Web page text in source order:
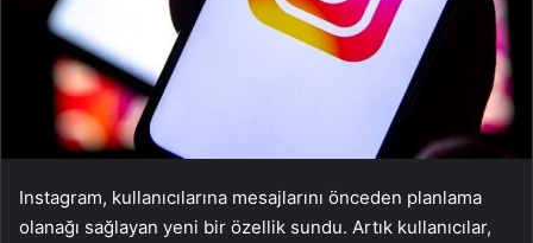
Instagram, kullanıcılarına mesajlarını önceden planlama
olanağı sağlayan yeni bir özellik sundu. Artık kullanıcılar,